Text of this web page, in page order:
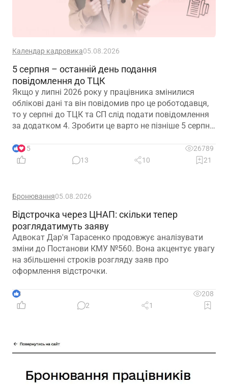
Календар кадровика05.08.2026
5 серпня – останній день подання
повідомлення до ТЦК
Якщо у липні 2026 року у працівника змінилися
облікові дані та він повідомив про це роботодавця,
то у серпні до ТЦК та СП слід подати повідомлення
за додатком 4. Зробити це варто не пізніше 5 серпня
15
26789
13
10 21
Бронювання05.08.2026
Відстрочка через ЦНАП: скільки тепер
розглядатимуть заяву
Адвокат Дар'я Тарасенко продовжує аналізувати
зміни до Постанови КМУ №560. Вона акцентує увагу
на збільшенні строків розгляду заяв про
оформлення відстрочки.
3
208
2
1